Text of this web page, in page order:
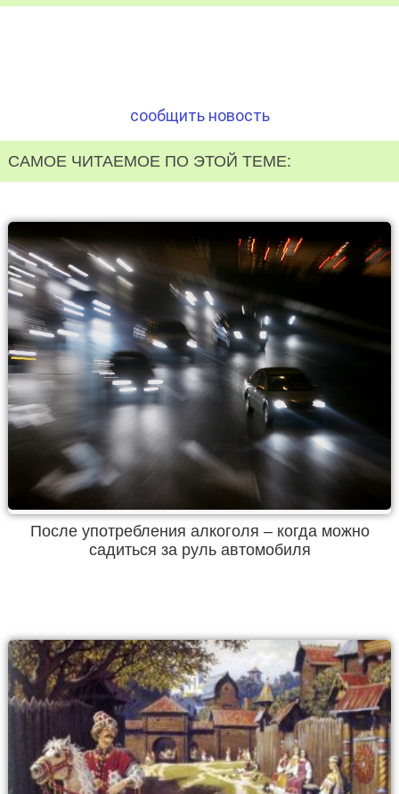
сообщить новость
САМОЕ ЧИТАЕМОЕ ПО ЭТОЙ ТЕМЕ:
После употребления алкоголя – когда можно
садиться за руль автомобиля